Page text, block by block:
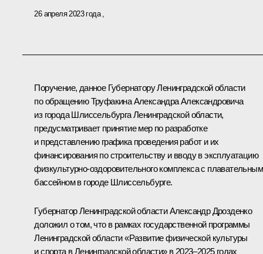
26 апреля 2023 года
Поручение, данное Губернатору Ленинградской области
по обращению Труфакина Александра Александровича
из города Шлиссельбурга Ленинградской области,
предусматривает принятие мер по разработке
и представлению графика проведения работ и их
финансирования по строительству и вводу в эксплуатацию
физкультурно-оздоровительного комплекса с плавательным
бассейном в городе Шлиссельбурге.
Губернатор Ленинградской области Александр Дрозденко
доложил о том, что в рамках государственной программы
Ленинградской области «Развитие физической культуры
и спорта в Ленинградской области» в 2023–2025 годах